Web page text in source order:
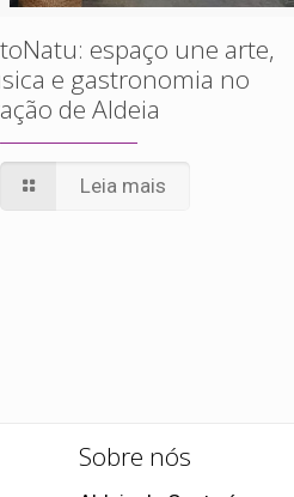
espaço une arte,
e gastronomia no
de Aldeia
Leia mais
Sobre nós